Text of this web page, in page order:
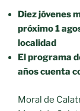
Diez jóvenes
próximo 1
localidad
El programa
años cuenta
Moral de